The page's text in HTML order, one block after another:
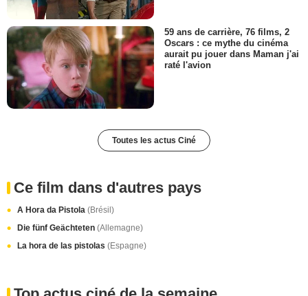
59 ans de carrière, 76 films, 2
Oscars : ce mythe du cinéma
aurait pu jouer dans Maman j'ai
raté l'avion
Toutes les actus Ciné
Ce film dans d'autres pays
A Hora da Pistola (Brésil)
Die fünf Geächteten (Allemagne)
La hora de las pistolas (Espagne)